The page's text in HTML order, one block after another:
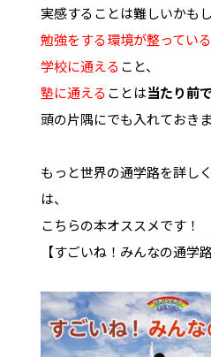
実感することは難しいかも
勉強をする環境が整っている
学校に通えること、
塾に通えることは当たり前
頭の片隅にでも入れておき
もっと世界の通学路を詳し
は、
こちらの本オススメです！
【すごいね！みんなの通学路